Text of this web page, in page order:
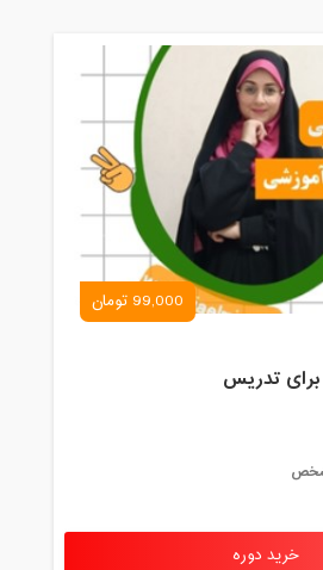
99,000 تومان
برای تدریس
خرید دوره